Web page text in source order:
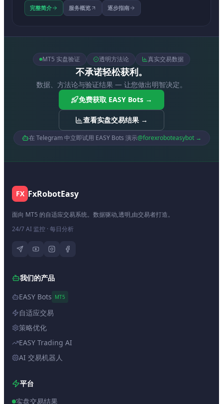
完整简介 服务概览 逐步指南
MT5 实盘验证 透明方法论 真实交易数据
不承诺轻松获利。
数据、方法论与验证结果 — 让您做出明智决定。
免费获取 EASY Bots →
查看实盘交易结果 →
在 Telegram 中立即试用 EASY Bots 演示@forexroboteasybot →
FX FxRobotEasy
面向 MT5 的自适应交易系统。数据驱动,透明,由交易者打造。
24/7 AI 监控 · 每日分析
我们的产品
EASY Bots MT5
自适应交易
策略优化
EASY Trading AI
AI 交易机器人
平台
实盘交易结果